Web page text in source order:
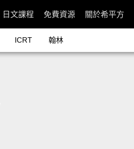
日文課程 免費資源 關於希平方
ICRT 翰林